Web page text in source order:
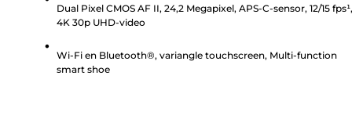
sterren.
beoordelingen
Dual Pixel CMOS AF II, 24,2 Megapixel, APS-C-sensor, 12/15 fps¹,
4K 30p UHD-video
Wi-Fi en Bluetooth®, variangle touchscreen, Multi-function
smart shoe